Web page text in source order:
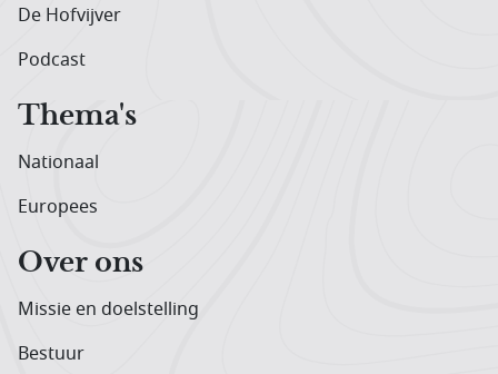
De Hofvijver
Podcast
Thema's
Nationaal
Europees
Over ons
Missie en doelstelling
Bestuur